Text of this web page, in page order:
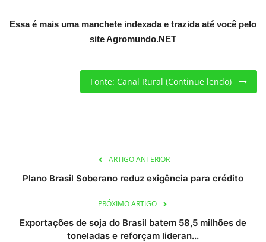
Essa é mais uma manchete indexada e trazida até você pelo
site Agromundo.NET
Fonte: Canal Rural (Continue lendo)
ARTIGO ANTERIOR
Plano Brasil Soberano reduz exigência para crédito
PRÓXIMO ARTIGO
Exportações de soja do Brasil batem 58,5 milhões de
toneladas e reforçam lideran...